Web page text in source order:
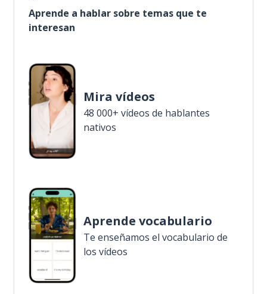
Aprende a hablar sobre temas que te
interesan
Mira vídeos
48 000+ vídeos de hablantes
nativos
Aprende vocabulario
Te enseñamos el vocabulario de
los vídeos